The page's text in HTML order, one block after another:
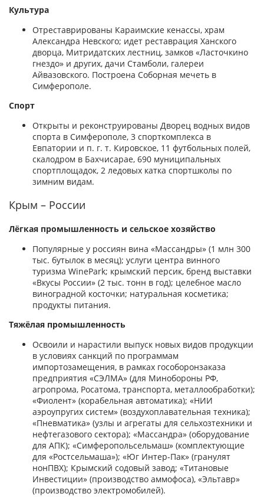
Культура
Отреставрированы Караимские кенассы, храм
Александра Невского; идет реставрация Ханского
дворца, Митридатских лестниц, замков «Ласточкино
гнездо» и других, дачи Стамболи, галереи
Айвазовского. Построена Соборная мечеть в
Симферополе.
Спорт
Открыты и реконструированы Дворец водных видов
спорта в Симферополе, 3 спорткомплекса в
Евпатории и п. г. т. Кировское, 11 футбольных полей,
скалодром в Бахчисарае, 690 муниципальных
спортплощадок, 2 ледовых катка спортшколы по
зимним видам.
Крым – России
Лёгкая промышленность и сельское хозяйство
Популярные у россиян вина «Массандры» (1 млн 300
тыс. бутылок в месяц); услуги центра винного
туризма WinePark; крымский персик, бренд выставки
«Вкусы России» (2 тыс. тонн в год); целебное масло
виноградной косточки; натуральная косметика;
продукты питания.
Тяжёлая промышленность
Освоили и нарастили выпуск новых видов продукции
в условиях санкций по программам
импортозамещения, в рамках гособоронзаказа
предприятия «СЭЛМА» (для Минобороны РФ,
агропрома, Росатома, транспорта, металлообработки);
«Фиолент» (корабельная автоматика); «НИИ
аэроупругих систем» (воздухоплавательная техника);
«Пневматика» (узлы и агрегаты для сельхозтехники и
нефтегазового сектора); «Массандра» (оборудование
для АПК); «Симферопольсельмаш» (комплектующие
для «Ростсельмаша»); «Юг Интер-Пак» (гранулят
нонПВХ); Крымский содовый завод; «Титановые
Инвестиции» (производство аммофоса), «Эльтавр»
(производство электромобилей).